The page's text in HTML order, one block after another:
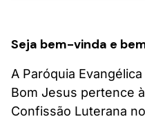
Seja bem-vinda e
A Paróquia
Bom Jesus pertence
Confissão Luterana